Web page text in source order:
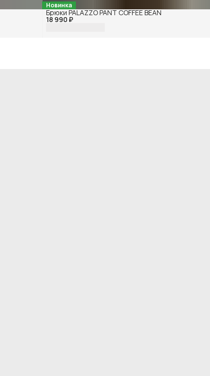
Новинка
18 990 ₽
Брюки PALAZZO PANT COFFEE BEAN